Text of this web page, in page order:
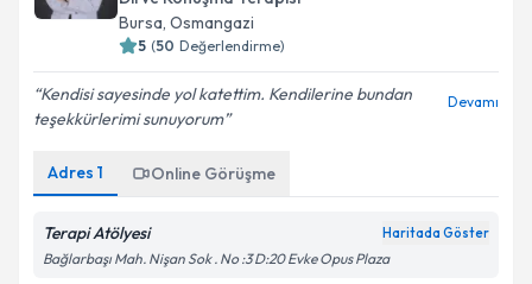
Bursa, Osmangazi
5 (50 Değerlendirme)
Kendisi sayesinde yol katettim. Kendilerine bundan
teşekkürlerimi sunuyorum
Devamı
Adres 1 Online Görüşme
Terapi Atölyesi Haritada Göster
Bağlarbaşı Mah. Nişan Sok . No :3 D:20 Evke Opus Plaza